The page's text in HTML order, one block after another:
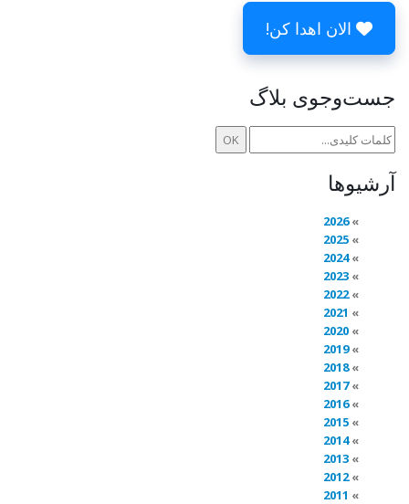
الان اهدا کن!
جست‌وجوی بلاگ
آرشیوها
2026
2025
2024
2023
2022
2021
2020
2019
2018
2017
2016
2015
2014
2013
2012
2011